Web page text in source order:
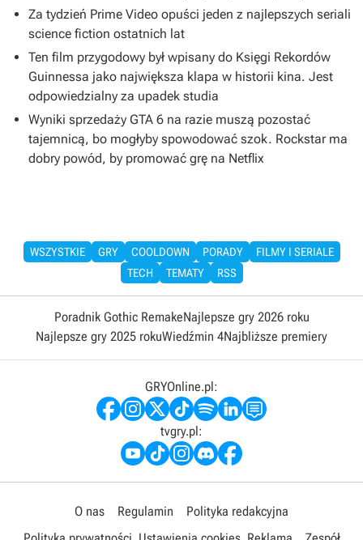
Za tydzień Prime Video opuści jeden z najlepszych seriali
science fiction ostatnich lat
Ten film przygodowy był wpisany do Księgi Rekordów
Guinnessa jako największa klapa w historii kina. Jest
odpowiedzialny za upadek studia
Wyniki sprzedaży GTA 6 na razie muszą pozostać
tajemnicą, bo mogłyby spowodować szok. Rockstar ma
dobry powód, by promować grę na Netflix
WSZYSTKIE GRY COOLDOWN PORADY
FILMY I SERIALE
TECH
TEMATY RSS
Poradnik Gothic RemakeNajlepsze gry 2026 roku
Najlepsze gry 2025 rokuWiedźmin 4Najbliższe premiery
GRYOnline.pl:
tvgry.pl:
O nas Regulamin
Polityka redakcyjna